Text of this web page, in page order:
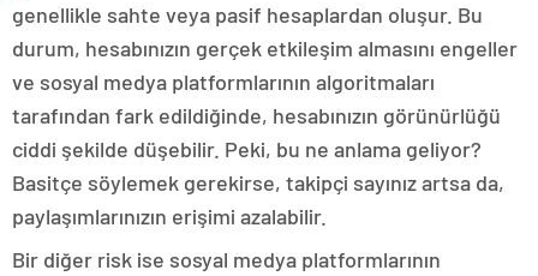
genellikle sahte veya pasif hesaplardan oluşur. Bu
durum, hesabınızın gerçek etkileşim almasını engeller
ve sosyal medya platformlarının algoritmaları
tarafından fark edildiğinde, hesabınızın görünürlüğü
ciddi şekilde düşebilir. Peki, bu ne anlama geliyor?
Basitçe söylemek gerekirse, takipçi sayınız artsa da,
paylaşımlarınızın erişimi azalabilir.
Bir diğer risk ise sosyal medya platformlarının